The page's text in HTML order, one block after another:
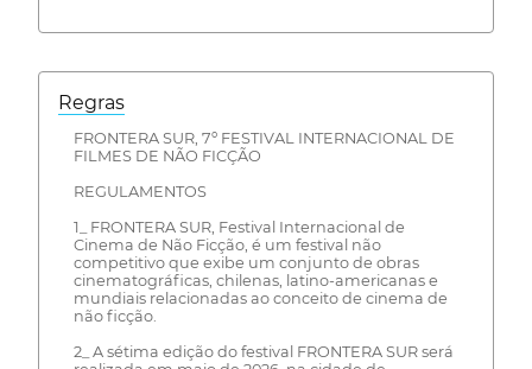
Regras
FRONTERA SUR, 7º FESTIVAL INTERNACIONAL DE
FILMES DE NÃO FICÇÃO
REGULAMENTOS
1_ FRONTERA SUR, Festival Internacional de
Cinema de Não Ficção, é um festival não
competitivo que exibe um conjunto de obras
cinematográficas, chilenas, latino-americanas e
mundiais relacionadas ao conceito de cinema de
não ficção.
2_ A sétima edição do festival FRONTERA SUR será